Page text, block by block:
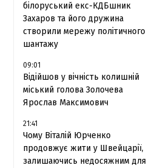
білоруський екс-КДБшник
Захаров та його дружина
створили мережу політичного
шантажу
09:01
Відійшов у вічність колишній
міський голова Золочева
Ярослав Максимович
21:41
Чому Віталій Юрченко
продовжує жити у Швейцарії,
залишаючись недосяжним для